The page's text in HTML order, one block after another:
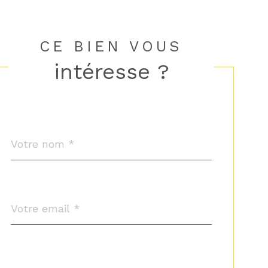
CE BIEN VOUS
intéresse ?
par
*
*